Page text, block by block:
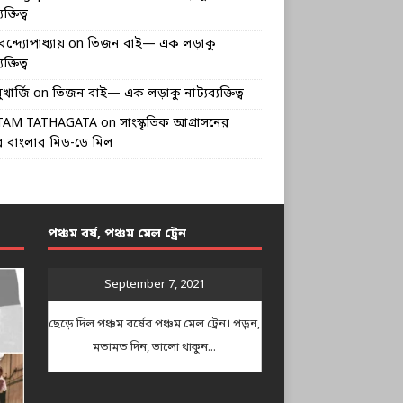
on তিজন বাই— এক লড়াকু
on তিজন বাই— এক লড়াকু নাট্যব্যক্তিত্ব
TATHAGATAon সাংস্কৃতিক আগ্রাসনের
বাংলার মিড-ডে মিল
পঞ্চম বর্ষ, পঞ্চম মেল ট্রেন
September 7, 2021
ছেড়ে দিল পঞ্চম বর্ষের পঞ্চম মেল ট্রেন। পড়ুন,
মতামত দিন, ভালো থাকুন...